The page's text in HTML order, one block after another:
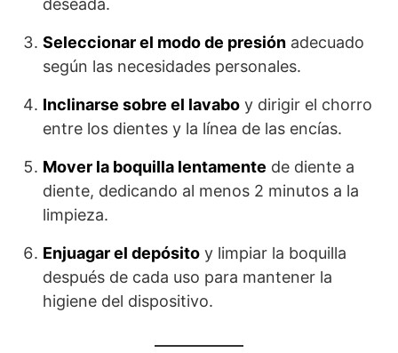
Seleccionar el modo de presión adecuado
según las necesidades personales.
Inclinarse sobre el lavabo y dirigir el chorro
entre los dientes y la línea de las encías.
Mover la boquilla lentamente de diente a
diente, dedicando al menos 2 minutos a la
limpieza.
Enjuagar el depósito y limpiar la boquilla
después de cada uso para mantener la
higiene del dispositivo.